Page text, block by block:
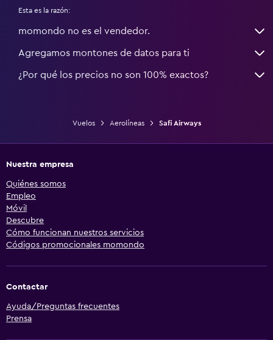
Esta es la razón:
momondo no es el vendedor.
Agregamos montones de datos para ti
¿Por qué los precios no son 100% exactos?
Vuelos Aerolíneas Safi Airways
Nuestra empresa
Quiénes somos
Empleo
Móvil
Descubre
Cómo funcionan nuestros servicios
Códigos promocionales momondo
Contactar
Ayuda/Preguntas frecuentes
Prensa